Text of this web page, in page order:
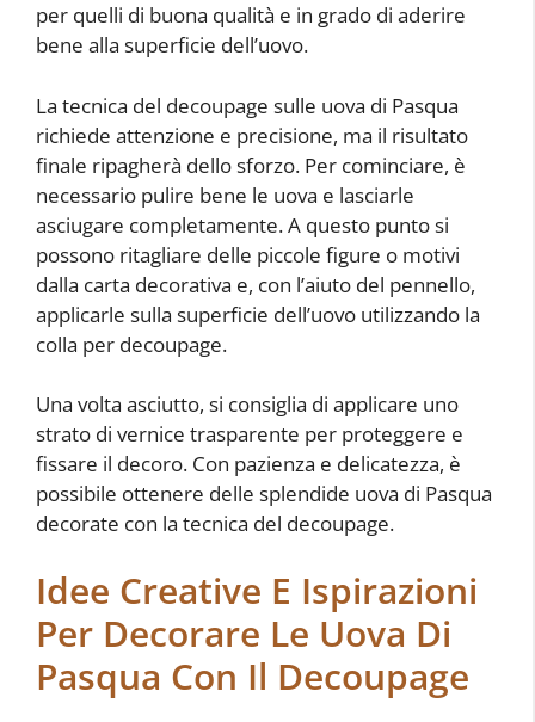
per quelli di buona qualità e in grado di aderire
bene alla superficie dell’uovo.
La tecnica del decoupage sulle uova di Pasqua
richiede attenzione e precisione, ma il risultato
finale ripagherà dello sforzo. Per cominciare, è
necessario pulire bene le uova e lasciarle
asciugare completamente. A questo punto si
possono ritagliare delle piccole figure o motivi
dalla carta decorativa e, con l’aiuto del pennello,
applicarle sulla superficie dell’uovo utilizzando la
colla per decoupage.
Una volta asciutto, si consiglia di applicare uno
strato di vernice trasparente per proteggere e
fissare il decoro. Con pazienza e delicatezza, è
possibile ottenere delle splendide uova di Pasqua
decorate con la tecnica del decoupage.
Idee Creative E Ispirazioni
Per Decorare Le Uova Di
Pasqua Con Il Decoupage